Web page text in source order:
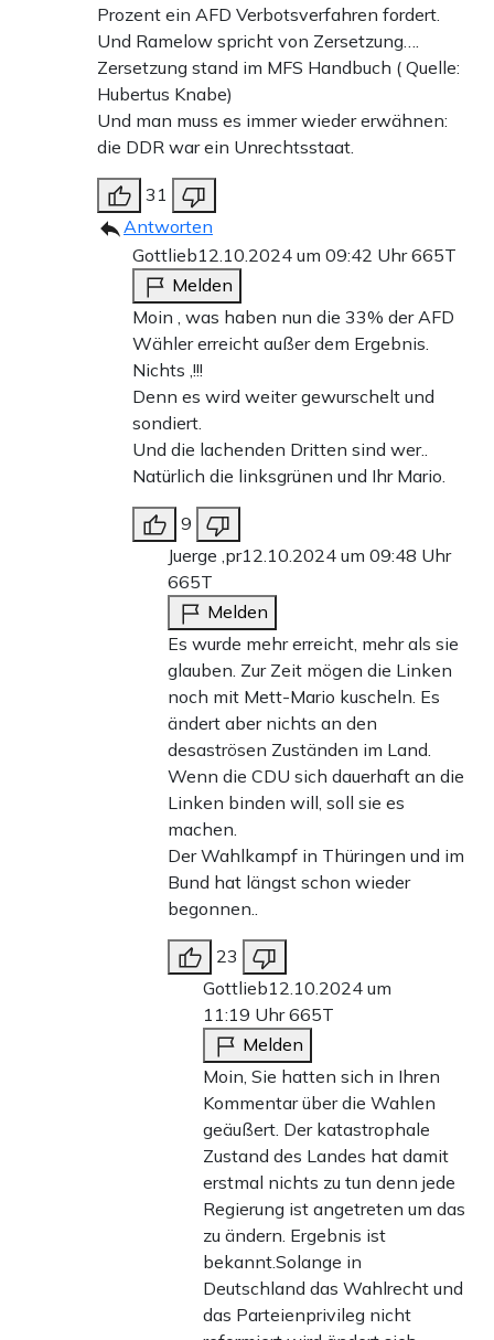
Prozent ein AFD Verbotsverfahren fordert.
Und Ramelow spricht von Zersetzung….
Zersetzung stand im MFS Handbuch ( Quelle:
Hubertus Knabe)
Und man muss es immer wieder erwähnen:
die DDR war ein Unrechtsstaat.
31
Antworten
Gottlieb12.10.2024 um 09:42 Uhr665T
Melden
Moin , was haben nun die 33% der AFD
Wähler erreicht außer dem Ergebnis.
Nichts ,!!!
Denn es wird weiter gewurschelt und
sondiert.
Und die lachenden Dritten sind wer..
Natürlich die linksgrünen und Ihr Mario.
9
Juerge ,pr12.10.2024 um 09:48 Uhr
665T
Melden
Es wurde mehr erreicht, mehr als sie
glauben. Zur Zeit mögen die Linken
noch mit Mett-Mario kuscheln. Es
ändert aber nichts an den
desaströsen Zuständen im Land.
Wenn die CDU sich dauerhaft an die
Linken binden will, soll sie es
machen.
Der Wahlkampf in Thüringen und im
Bund hat längst schon wieder
begonnen..
23
Gottlieb12.10.2024 um
11:19 Uhr665T
Melden
Moin, Sie hatten sich in Ihren
Kommentar über die Wahlen
geäußert. Der katastrophale
Zustand des Landes hat damit
erstmal nichts zu tun denn jede
Regierung ist angetreten um das
zu ändern. Ergebnis ist
bekannt.Solange in
Deutschland das Wahlrecht und
das Parteienprivileg nicht